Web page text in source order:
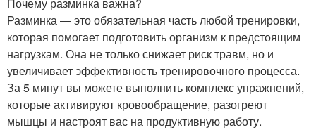
Разминка — это обязательная часть любой тренировки,
которая помогает подготовить организм к предстоящим
нагрузкам. Она не только снижает риск травм, но и
увеличивает эффективность тренировочного процесса.
За 5 минут вы можете выполнить комплекс упражнений,
которые активируют кровообращение, разогреют
мышцы и настроят вас на продуктивную работу.